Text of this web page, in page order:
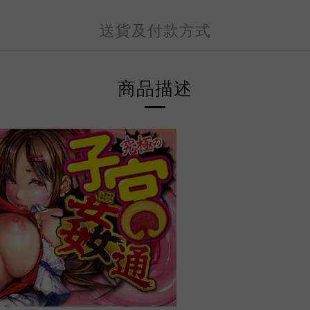
送貨及付款方式
商品描述